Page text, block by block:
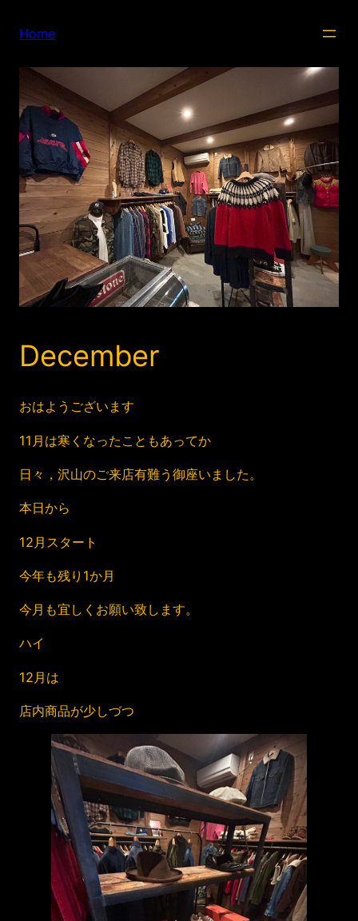
Home
December
おはようございます
11月は寒くなったこともあってか
日々，沢山のご来店有難う御座いました。
本日から
12月スタート
今年も残り1か月
今月も宜しくお願い致します。
ハイ
12月は
店内商品が少しづつ